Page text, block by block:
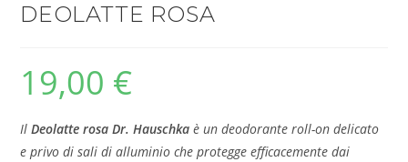
DEOLATTE ROSA
19,00 €
IlDeolatte rosa Dr. Hauschka è un deodorante roll-on delicato
e privo di sali di alluminio che protegge efficacemente dai